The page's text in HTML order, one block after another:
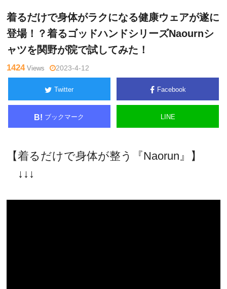
着るだけで身体がラクになる健康ウェアが遂に
登場！？着るゴッドハンドシリーズNaournシ
ャツを関野が院で試してみた！
1424Views 2023-4-12
Twitter Facebook
B! ブックマーク LINE
【着るだけで身体が整う『Naorun』】
↓↓↓